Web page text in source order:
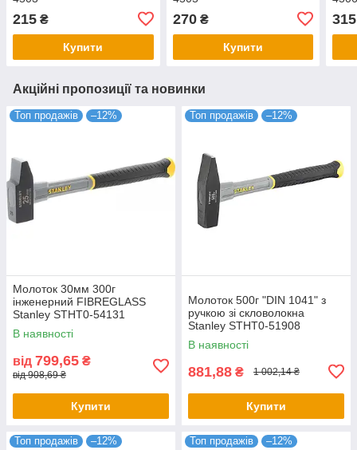
215 ₴
Купити
270₴
Купити
315
Акційні пропозиції та новинки
Топ продажів –12%
Молоток 30мм 300г
інженерний FIBREGLASS
Stanley STHT0-54131
В наявності
від 799,65 ₴
від 908,69 ₴
Купити
Топ продажів –12%
Молоток 500г "DIN 1041" з
ручкою зі скловолокна
Stanley STHT0-51908
В наявності
881,88 ₴ 1 002,14 ₴
Купити
Топ продажів –12% Топ продажів –12%